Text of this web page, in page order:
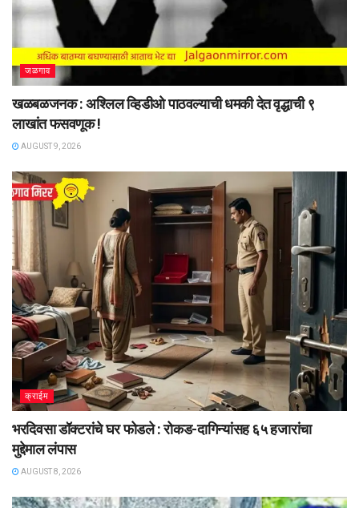
जळगाव
खळबळजनक : अश्लिल व्हिडीओ पाठवल्याची धमकी देत वृद्धाची ९
लाखांत फसवणूक !
AUGUST 9, 2026
क्राईम
भरदिवसा डॉक्टरांचे घर फोडले : रोकड-दागिन्यांसह ६५ हजारांचा
मुद्देमाल लंपास
AUGUST 8, 2026